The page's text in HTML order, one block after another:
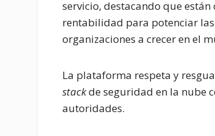
servicio, destacando que
rentabilidad para potenciar
organizaciones a crecer en el
La plataforma respeta y
stackde seguridad en la nube
autoridades.